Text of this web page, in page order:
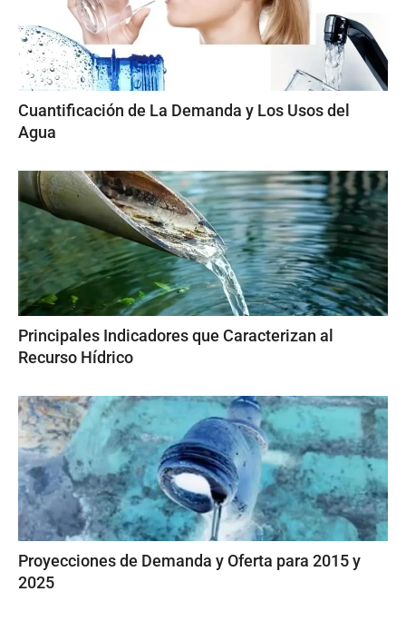
Cuantificación de La Demanda y Los Usos del
Agua
Principales Indicadores que Caracterizan al
Recurso Hídrico
Proyecciones de Demanda y Oferta para 2015 y
2025